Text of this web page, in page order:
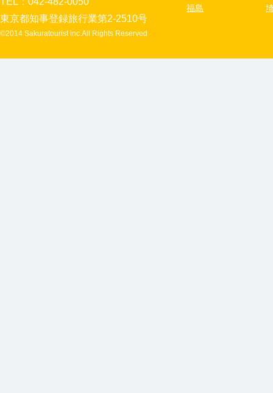
東京都知事登録旅行業第2-2510号
©2014 Sakuratourist inc.All Rights Reserved
福島